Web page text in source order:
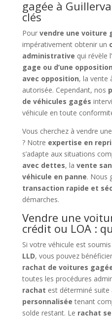
gagée à
clés
Pour vendre une voiture
impérativement obtenir un
administrative qui révèle
gage ou d’une opposition
avec opposition, la vente
autorisée. Cependant, nos
de véhicules gagés
véhicule en toute
Vous cherchez à vendre
? Notre expertise en
s’adapte aux situations
avec dettes, la vente
véhicule en panne. Nous
transaction rapide et
démarches.
Vendre une
crédit ou LOA :
Si votre véhicule est
LLD, vous pouvez
rachat de voitures
toutes les procédures
rachat est déterminé suite
personnalisée tenant
solde restant. Le rachat